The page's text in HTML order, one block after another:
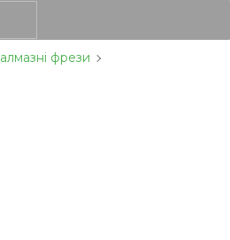
алмазні фрези